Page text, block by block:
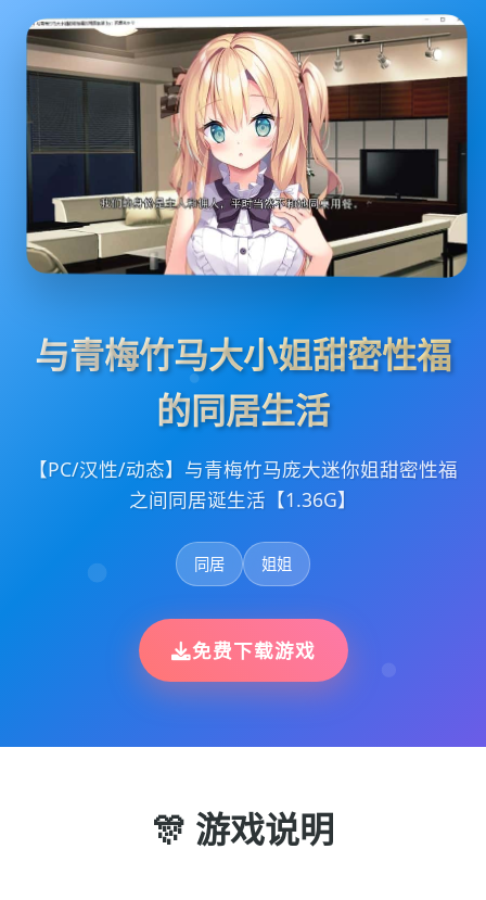
与青梅竹马大小姐甜密性福
的同居生活
【PC/汉性/动态】与青梅竹马庞大迷你姐甜密性福
之间同居诞生活【1.36G】
同居 姐姐
免费下载游戏
🎊 游戏说明